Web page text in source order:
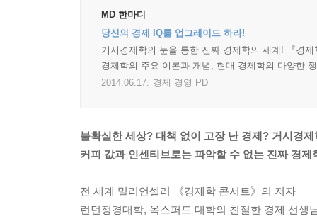
MD 한마디
당신의 경제 IQ를 업그레이드 하라!
거시경제학의 눈을 통한 진짜 경제학의 세계! 『경
경제학의 주요 이론과 개념, 현대 경제학의 다양한
2014.06.17. 경제 경영 PD
불확실한 세상? 대책 없이 고장 난 경제? 거시경
커피 값과 인센티브로는 파악할 수 없는 진짜 경제
전 세계 밀리언셀러 《경제학 콘서트》의 저자
런던정경대학, 옥스퍼드 대학의 친절한 경제 선생